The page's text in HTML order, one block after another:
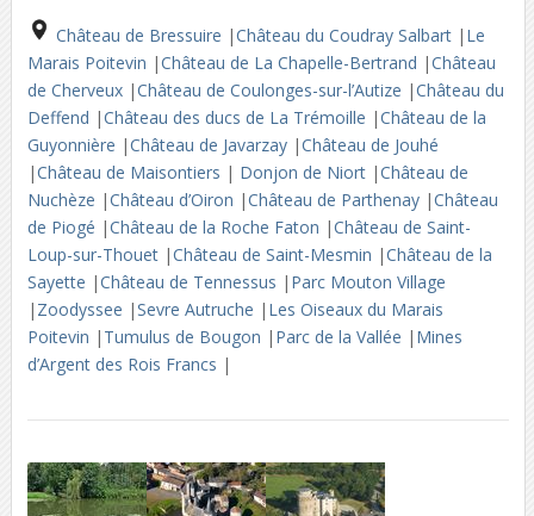
Château de Bressuire |Château du Coudray Salbart | Le
Marais Poitevin |Château de La Chapelle-Bertrand |Château
de Cherveux |Château de Coulonges-sur-l’Autize |Château du
Deffend |Château des ducs de La Trémoille |Château de la
Guyonnière |Château de Javarzay |Château de Jouhé
|Château de Maisontiers | Donjon de Niort |Château de
Nuchèze |Château d’Oiron |Château de Parthenay |Château
de Piogé |Château de la Roche Faton |Château de Saint-
Loup-sur-Thouet |Château de Saint-Mesmin |Château de la
Sayette |Château de Tennessus | Parc Mouton Village
| Zoodyssee |Sevre Autruche | Les Oiseaux du Marais
Poitevin | Tumulus de Bougon | Parc de la Vallée | Mines
d’Argent des Rois Francs |